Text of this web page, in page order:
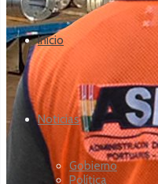
Inicio
Noticias
Gobierno
Política